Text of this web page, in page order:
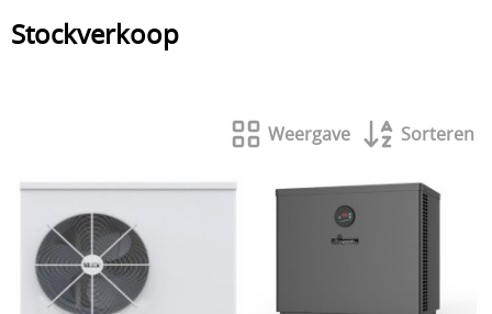
liners
Loodgieterij PVC
Onderhoud
Over ons
Stockverkoop
Weergave Sorteren